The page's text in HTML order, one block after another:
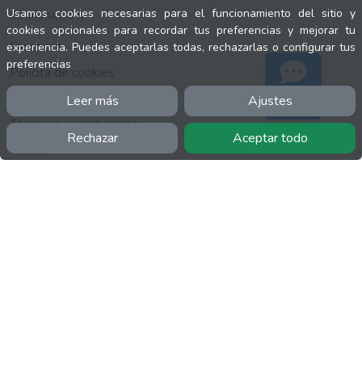
Usamos cookies necesarias para el funcionamiento del sitio y
cookies opcionales para recordar tus preferencias y mejorar tu
experiencia. Puedes aceptarlas todas, rechazarlas o configurar tus
preferencias
Leer más Ajustes
Rechazar Aceptar todo
INFORMACIÓN
Facebook
Polícita de cookies
Política de privacidad
Términos y condiciones
Twitter
Soporte